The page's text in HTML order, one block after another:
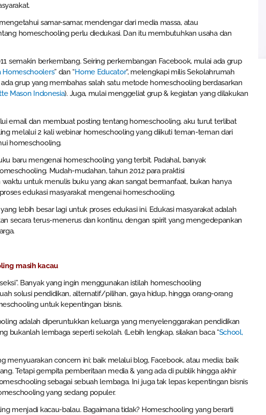
samar-samar, mendengar dari media massa, atau
homeschooling perlu diedukasi. Dan itu membutuhkan usaha dan
semakin berkembang. Seiring perkembangan Facebook, mulai ada grup
Homeschoolers” dan “Home Educator“, melengkapi milis Sekolahrumah
grup yang membahas salah satu metode homeschooling berdasarkan
Mason Indonesia). Juga, mulai menggeliat grup & kegiatan yang dilakukan
email dan membuat posting tentang homeschooling, aku turut terlibat
melalui 2 kali webinar homeschooling yang diikuti teman-teman dari
homeschooling.
baru mengenai homeschooling yang terbit. Padahal, banyak
Mudah-mudahan, tahun 2012 para praktisi
untuk menulis buku yang akan sangat bermanfaat, bukan hanya
edukasi masyarakat mengenai homeschooling.
lebih besar lagi untuk proses edukasi ini. Edukasi masyarakat adalah
secara terus-menerus dan kontinu, dengan spirit yang mengedepankan
masih kacau
Banyak yang ingin menggunakan istilah homeschooling
solusi pendidikan, alternatif/pilihan, gaya hidup, hingga orang-orang
untuk kepentingan bisnis.
adalah diperuntukkan keluarga yang menyelenggarakan pendidikan
bukanlah lembaga seperti sekolah. (Lebih lengkap, silakan baca “School,
menyuarakan concern ini; baik melalui blog, Facebook, atau media; baik
Tetapi gempita pemberitaan media & yang ada di publik hingga akhir
sebagai sebuah lembaga. Ini juga tak lepas kepentingan bisnis
yang sedang populer.
menjadi kacau-balau. Bagaimana tidak? Homeschooling yang berarti